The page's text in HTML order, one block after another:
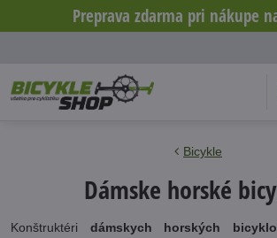
Preprava zdarma pri nákupe
Bicykle
Dámske horské
Konštruktéri dámskych horských